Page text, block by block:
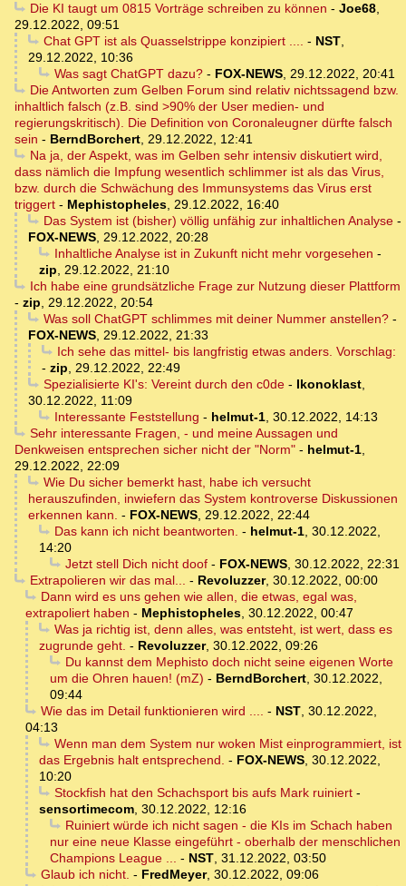
Die KI taugt um 0815 Vorträge schreiben zu können - Joe68,
29.12.2022, 09:51
Chat GPT ist als Quasselstrippe konzipiert .... - NST,
29.12.2022, 10:36
Was sagt ChatGPT dazu?- FOX-NEWS, 29.12.2022, 20:41
Die Antworten zum Gelben Forum sind relativ nichtssagend bzw.
inhaltlich falsch (z.B. sind >90% der User medien- und
regierungskritisch). Die Definition von Coronaleugner dürfte falsch
sein - BerndBorchert, 29.12.2022, 12:41
Na ja, der Aspekt, was im Gelben sehr intensiv diskutiert wird,
dass nämlich die Impfung wesentlich schlimmer ist als das Virus,
bzw. durch die Schwächung des Immunsystems das Virus erst
triggert - Mephistopheles, 29.12.2022, 16:40
Das System ist (bisher) völlig unfähig zur inhaltlichen Analyse-
FOX-NEWS, 29.12.2022, 20:28
Inhaltliche Analyse ist in Zukunft nicht mehr vorgesehen -
zip, 29.12.2022, 21:10
Ich habe eine grundsätzliche Frage zur Nutzung dieser Plattform
- zip, 29.12.2022, 20:54
Was soll ChatGPT schlimmes mit deiner Nummer anstellen?-
FOX-NEWS, 29.12.2022, 21:33
Ich sehe das mittel- bis langfristig etwas anders. Vorschlag:
- zip, 29.12.2022, 22:49
Spezialisierte KI's: Vereint durch den c0de- Ikonoklast,
30.12.2022, 11:09
Interessante Feststellung - helmut-1, 30.12.2022, 14:13
Sehr interessante Fragen, - und meine Aussagen und
Denkweisen entsprechen sicher nicht der "Norm" - helmut-1,
29.12.2022, 22:09
Wie Du sicher bemerkt hast, habe ich versucht
herauszufinden, inwiefern das System kontroverse Diskussionen
erkennen kann. - FOX-NEWS, 29.12.2022, 22:44
Das kann ich nicht beantworten. - helmut-1, 30.12.2022,
14:20
Jetzt stell Dich nicht doof- FOX-NEWS, 30.12.2022, 22:31
Extrapolieren wir das mal... - Revoluzzer, 30.12.2022, 00:00
Dann wird es uns gehen wie allen, die etwas, egal was,
extrapoliert haben - Mephistopheles, 30.12.2022, 00:47
Was ja richtig ist, denn alles, was entsteht, ist wert, dass es
zugrunde geht. - Revoluzzer, 30.12.2022, 09:26
Du kannst dem Mephisto doch nicht seine eigenen Worte
um die Ohren hauen! (mZ) - BerndBorchert, 30.12.2022,
09:44
Wie das im Detail funktionieren wird .... - NST, 30.12.2022,
04:13
Wenn man dem System nur woken Mist einprogrammiert, ist
das Ergebnis halt entsprechend. - FOX-NEWS, 30.12.2022,
10:20
Stockfish hat den Schachsport bis aufs Mark ruiniert-
sensortimecom, 30.12.2022, 12:16
Ruiniert würde ich nicht sagen - die KIs im Schach haben
nur eine neue Klasse eingeführt - oberhalb der menschlichen
Champions League ... - NST, 31.12.2022, 03:50
Glaub ich nicht. - FredMeyer, 30.12.2022, 09:06